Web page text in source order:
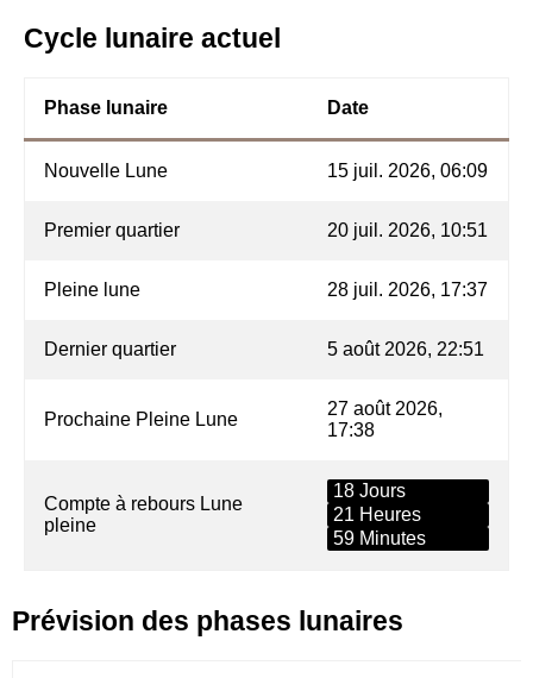
Cycle lunaire actuel
Phase lunaire Date
Nouvelle Lune 15 juil. 2026, 06:09
Premier quartier 20 juil. 2026, 10:51
Pleine lune 28 juil. 2026, 17:37
Dernier quartier 5 août 2026, 22:51
Prochaine Pleine Lune
27 août 2026,
17:38
Compte à rebours Lune
pleine
18 Jours
21 Heures
59 Minutes
Prévision des phases lunaires